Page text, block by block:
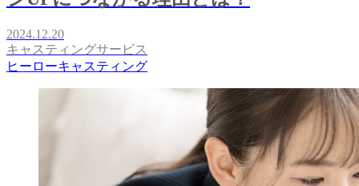
2024.12.20
キャスティングサービス
ヒーローキャスティング